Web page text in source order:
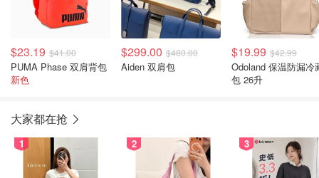
$23.19 $41.00
PUMA Phase 双肩背包
新色
$299.00 $480.00
Aiden 双肩包
$19.99 $42.99
Odoland 保温防漏冷
包 26升
大家都在抢
1 2 3